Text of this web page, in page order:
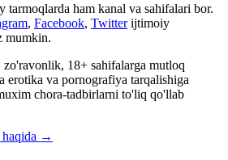
ham kanal va sahifalari bor.
, Facebook, Twitter ijtimoiy
mumkin.
zo'ravonlik, 18+ sahifalarga mutloq
erotika va pornografiya tarqalishiga
chora-tadbirlarni to'liq qo'llab
haqida →